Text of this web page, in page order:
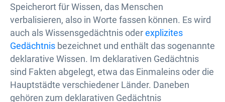
Speicherort für Wissen, das Menschen
verbalisieren, also in Worte fassen können. Es wird
auch als Wissensgedächtnis oderexplizites
Gedächtnis bezeichnet und enthält das sogenannte
deklarative Wissen. Im deklarativen Gedächtnis
sind Fakten abgelegt, etwa das Einmaleins oder die
Hauptstädte verschiedener Länder. Daneben
gehören zum deklarativen Gedächtnis